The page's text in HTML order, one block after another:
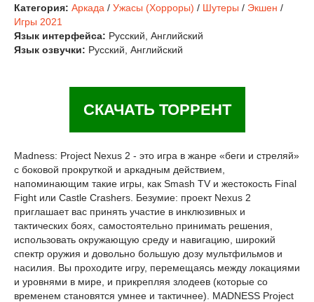
Категория: Аркада / Ужасы (Хорроры) / Шутеры / Экшен /
Игры 2021
Язык интерфейса: Русский, Английский
Язык озвучки: Русский, Английский
СКАЧАТЬ ТОРРЕНТ
Madness: Project Nexus 2 - это игра в жанре «беги и стреляй»
с боковой прокруткой и аркадным действием,
напоминающим такие игры, как Smash TV и жестокость Final
Fight или Castle Crashers. Безумие: проект Nexus 2
приглашает вас принять участие в инклюзивных и
тактических боях, самостоятельно принимать решения,
использовать окружающую среду и навигацию, широкий
спектр оружия и довольно большую дозу мультфильмов и
насилия. Вы проходите игру, перемещаясь между локациями
и уровнями в мире, и прикрепляя злодеев (которые со
временем становятся умнее и тактичнее). MADNESS Project